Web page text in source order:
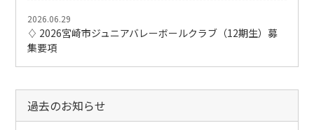
2026.06.29
♢ 2026宮崎市ジュニアバレーボールクラブ（12期生）募
集要項
過去のお知らせ